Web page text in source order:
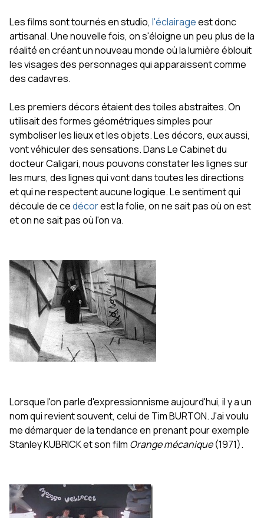
Les films sont tournés en studio, l'éclairageest donc
artisanal. Une nouvelle fois, on s'éloigne un peu plus de la
réalité en créant un nouveau monde où la lumière éblouit
les visages des personnages qui apparaissent comme
des cadavres.
Les premiers décors étaient des toiles abstraites. On
utilisait des formes géométriques simples pour
symboliser les lieux et les objets. Les décors, eux aussi,
vont véhiculer des sensations. Dans Le Cabinet du
docteur Caligari, nous pouvons constater les lignes sur
les murs, des lignes qui vont dans toutes les directions
et qui ne respectent aucune logique. Le sentiment qui
découle de cedécorest la folie, on ne sait pas où on est
et on ne sait pas où l'on va.
Lorsque l'on parle d'expressionnisme aujourd'hui, il y a un
nom qui revient souvent, celui de Tim BURTON. J'ai voulu
me démarquer de la tendance en prenant pour exemple
Stanley KUBRICK et son film Orange mécanique(1971).